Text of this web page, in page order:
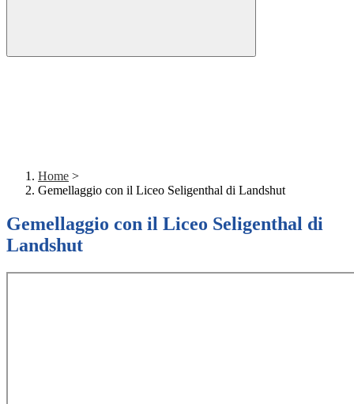
Home >
Gemellaggio con il Liceo Seligenthal di Landshut
Gemellaggio con il Liceo Seligenthal di
Landshut